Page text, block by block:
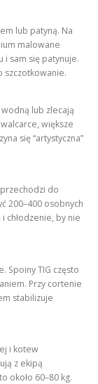
lub patyną. Na
malowane
sam się patynuje.
szczotkowanie.
lub zlecają
większe
się “artystyczna”
do
200–400 osobnych
chłodzenie, by nie
Spoiny TIG często
Przy cortenie
stabilizuje
i kotew
z ekipą
około 60–80 kg.